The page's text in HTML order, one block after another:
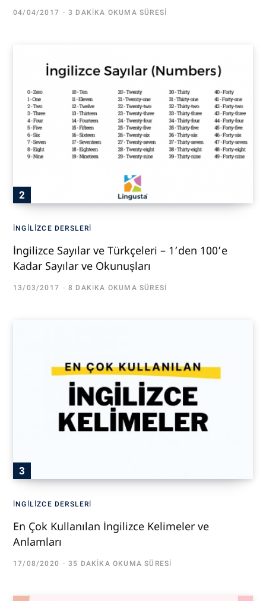
04/04/2017 3 DAKIKA OKUMA SÜRESI
İNGILIZCE DERSLERI
İngilizce Sayılar ve Türkçeleri – 1’den 100’e
Kadar Sayılar ve Okunuşları
13/03/2017 8 DAKIKA OKUMA SÜRESI
İNGILIZCE DERSLERI
En Çok Kullanılan İngilizce Kelimeler ve
Anlamları
17/08/2020 35 DAKIKA OKUMA SÜRESI